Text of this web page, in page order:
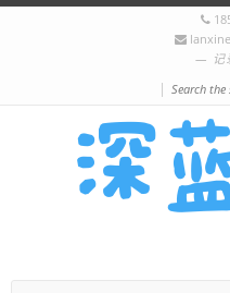
记
|